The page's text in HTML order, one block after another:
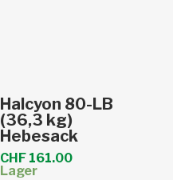
In den Warenkorb
Halcyon 80-LB
(36,3 kg)
Hebesack
CHF 161.00
Lager